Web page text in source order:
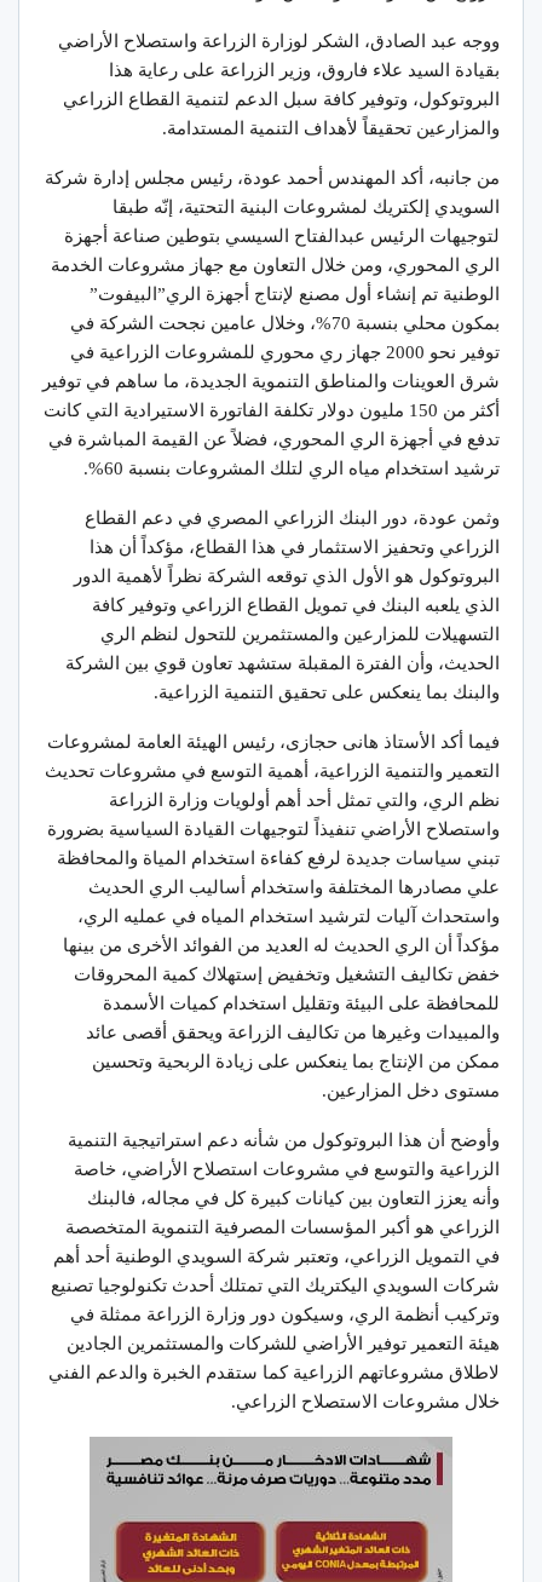
ووجه عبد الصادق، الشكر لوزارة الزراعة واستصلاح الأراضي
بقيادة السيد علاء فاروق، وزير الزراعة على رعاية هذا
البروتوكول، وتوفير كافة سبل الدعم لتنمية القطاع الزراعي
والمزارعين تحقيقاً لأهداف التنمية المستدامة.
من جانبه، أكد المهندس أحمد عودة، رئيس مجلس إدارة شركة
السويدي إلكتريك لمشروعات البنية التحتية، إنّه طبقا
لتوجيهات الرئيس عبدالفتاح السيسي بتوطين صناعة أجهزة
الري المحوري، ومن خلال التعاون مع جهاز مشروعات الخدمة
الوطنية تم إنشاء أول مصنع لإنتاج أجهزة الري”البيفوت”
بمكون محلي بنسبة 70%، وخلال عامين نجحت الشركة في
توفير نحو 2000 جهاز ري محوري للمشروعات الزراعية في
شرق العوينات والمناطق التنموية الجديدة، ما ساهم في توفير
أكثر من 150 مليون دولار تكلفة الفاتورة الاستيرادية التي كانت
تدفع في أجهزة الري المحوري، فضلاً عن القيمة المباشرة في
ترشيد استخدام مياه الري لتلك المشروعات بنسبة 60%.
وثمن عودة، دور البنك الزراعي المصري في دعم القطاع
الزراعي وتحفيز الاستثمار في هذا القطاع، مؤكداً أن هذا
البروتوكول هو الأول الذي توقعه الشركة نظراً لأهمية الدور
الذي يلعبه البنك في تمويل القطاع الزراعي وتوفير كافة
التسهيلات للمزارعين والمستثمرين للتحول لنظم الري
الحديث، وأن الفترة المقبلة ستشهد تعاون قوي بين الشركة
والبنك بما ينعكس على تحقيق التنمية الزراعية.
فيما أكد الأستاذ هانى حجازى، رئيس الهيئة العامة لمشروعات
التعمير والتنمية الزراعية، أهمية التوسع في مشروعات تحديث
نظم الري، والتي تمثل أحد أهم أولويات وزارة الزراعة
واستصلاح الأراضي تنفيذاً لتوجيهات القيادة السياسية بضرورة
تبني سياسات جديدة لرفع كفاءة استخدام المياة والمحافظة
علي مصادرها المختلفة واستخدام أساليب الري الحديث
واستحداث آليات لترشيد استخدام المياه في عمليه الري،
مؤكداً أن الري الحديث له العديد من الفوائد الأخرى من بينها
خفض تكاليف التشغيل وتخفيض إستهلاك كمية المحروقات
للمحافظة على البيئة وتقليل استخدام كميات الأسمدة
والمبيدات وغيرها من تكاليف الزراعة ويحقق أقصى عائد
ممكن من الإنتاج بما ينعكس على زيادة الربحية وتحسين
مستوى دخل المزارعين.
وأوضح أن هذا البروتوكول من شأنه دعم استراتيجية التنمية
الزراعية والتوسع في مشروعات استصلاح الأراضي، خاصة
وأنه يعزز التعاون بين كيانات كبيرة كل في مجاله، فالبنك
الزراعي هو أكبر المؤسسات المصرفية التنموية المتخصصة
في التمويل الزراعي، وتعتبر شركة السويدي الوطنية أحد أهم
شركات السويدي اليكتريك التي تمتلك أحدث تكنولوجيا تصنيع
وتركيب أنظمة الري، وسيكون دور وزارة الزراعة ممثلة في
هيئة التعمير توفير الأراضي للشركات والمستثمرين الجادين
لاطلاق مشروعاتهم الزراعية كما ستقدم الخبرة والدعم الفني
خلال مشروعات الاستصلاح الزراعي.